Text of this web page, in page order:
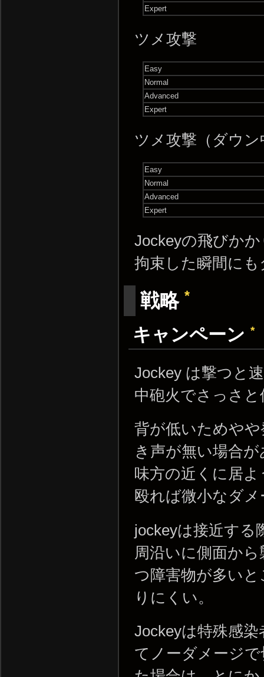
Expert
ツメ攻撃
Easy
Normal
Advanced
Expert
ツメ攻撃（ダウン
Easy
Normal
Advanced
Expert
Jockeyの飛びか
拘束した瞬間に
戦略 *
キャンペーン*
Jockey は撃つと
中砲火でさっさ
背が低いためや
き声が無い場合
味方の近くに居
殴れば微小なダ
jockeyは接近する
周沿いに側面か
つ障害物が多い
りにくい。
Jockeyは特殊感
てノーダメージ